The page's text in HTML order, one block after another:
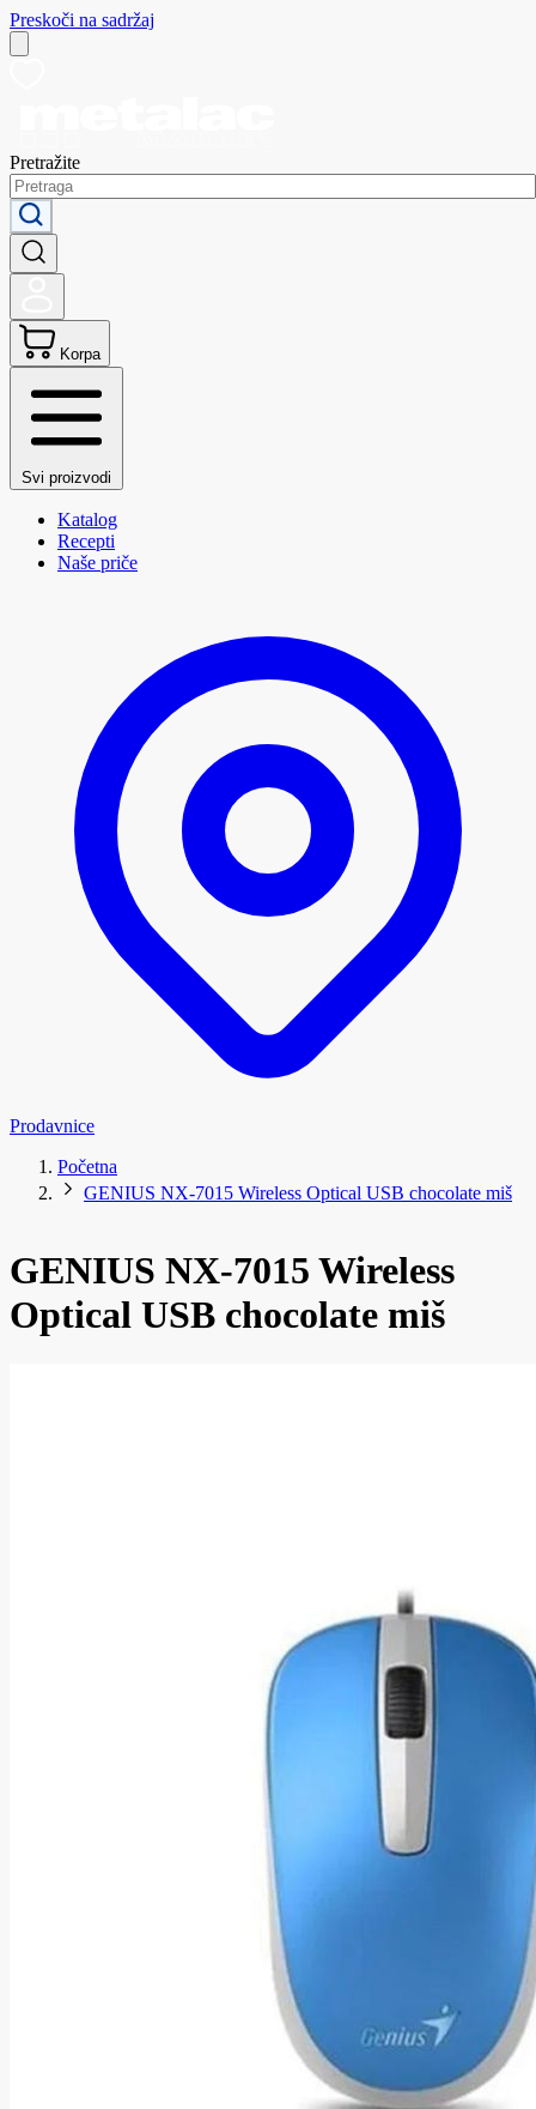
Preskoči na sadržaj
Pretražite
Korpa
Svi proizvodi
Katalog
Recepti
Naše priče
Prodavnice
Početna
GENIUS NX-7015 Wireless Optical USB chocolate miš
GENIUS NX-7015 Wireless
Optical USB chocolate miš